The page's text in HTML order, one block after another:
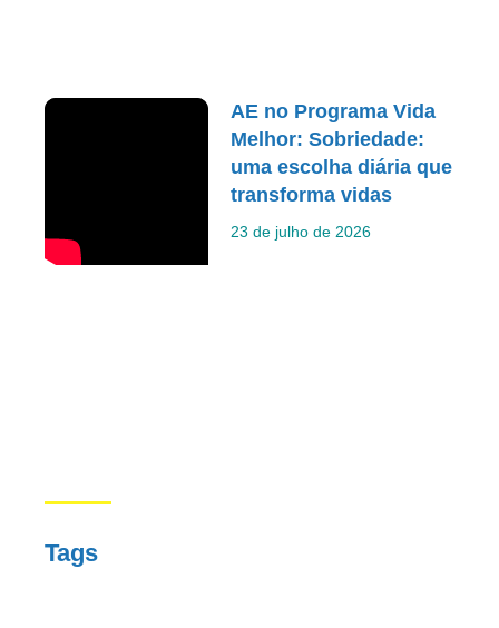
AE no Programa Vida
Melhor: Sobriedade:
uma escolha diária que
transforma vidas
23 de julho de 2026
Tags